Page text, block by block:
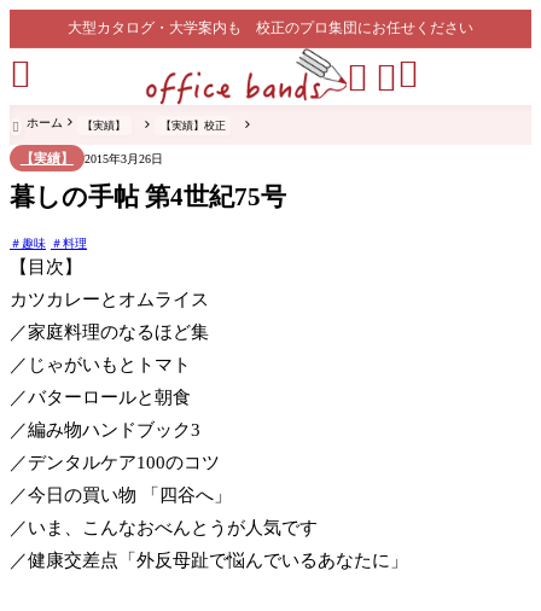
大型カタログ・大学案内も 校正のプロ集団にお任せください
 

 ホーム 【実績】 【実績】校正
【実績】 2015年3月26日
暮しの手帖 第4世紀75号
趣味 料理
【目次】
カツカレーとオムライス
／家庭料理のなるほど集
／じゃがいもとトマト
／バターロールと朝食
／編み物ハンドブック3
／デンタルケア100のコツ
／今日の買い物 「四谷へ」
／いま、こんなおべんとうが人気です
／健康交差点「外反母趾で悩んでいるあなたに」